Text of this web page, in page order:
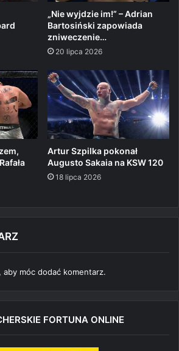
„Nie wyjdzie im!” – Adrian
Bartosiński zapowiada
zniweczenie…
20 lipca 2026
Artur Szpilka pokonał
Augusto Sakaia na KSW 120
18 lipca 2026
, aby móc dodać komentarz.
FORTUNA ONLINE